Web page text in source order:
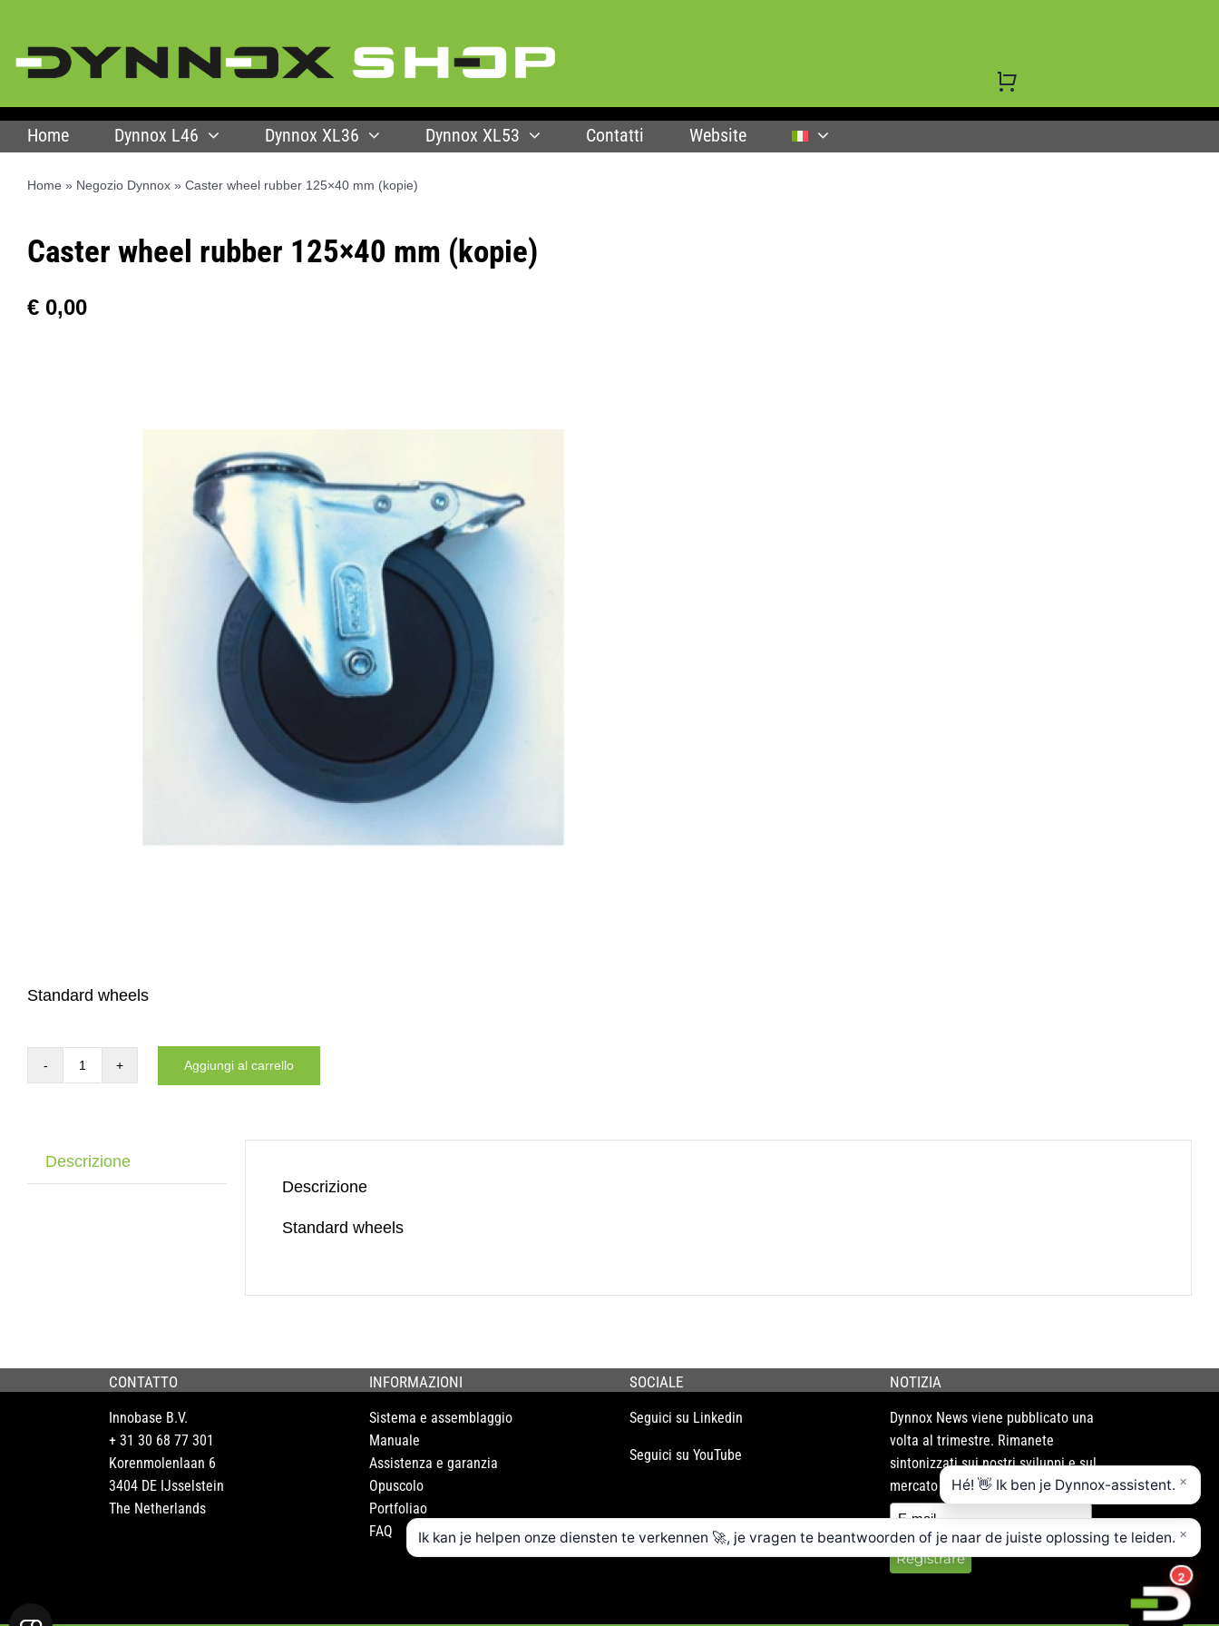
content
Home Dynnox L46 Dynnox XL36 Dynnox XL53 Contatti Website
Home » Negozio Dynnox» Caster wheel rubber 125×40 mm (kopie)
Caster wheel rubber 125×40 mm (kopie)
€0,00
Standard wheels
125×40
Aggiungi al carrello
Descrizione
Descrizione
Standard wheels
CONTATTO INFORMAZIONI SOCIALE NOTIZIA
Innobase B.V.
+ 31 30 68 77 301
Korenmolenlaan 6
3404 DE IJsselstein
The Netherlands
Sistema e assemblaggio
Manuale
Assistenza e garanzia
Opuscolo
Portfoliao
FAQ
Seguici su Linkedin
Seguici su YouTube
Dynnox News viene pubblicato una
volta al trimestre. Rimanete
sintonizzati sui nostri sviluppi e sul
mercato che ci circonda!
Registrare